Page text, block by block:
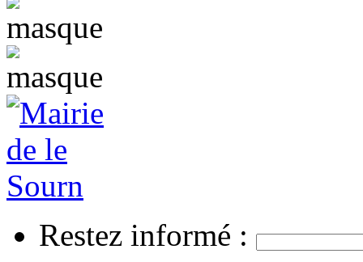
Restez informé :